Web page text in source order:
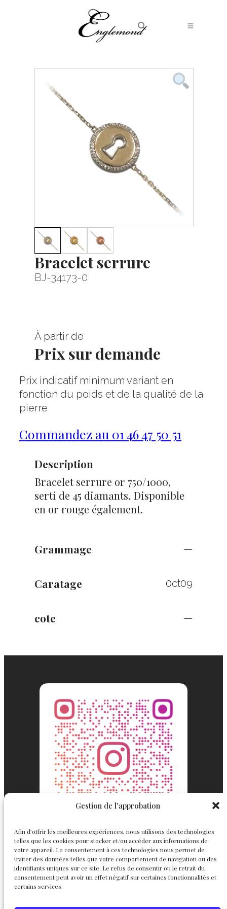
Gestion de l'approbation
Afin d’offrir les meilleures expériences, nous utilisons des technologies
telles que les cookies pour stocker et/ou accéder aux informations de
votre appareil. Le consentement à ces technologies nous permet de
traiter des données telles que votre comportement de navigation ou des
identifiants uniques sur ce site. Le refus de consentir ou le retrait du
consentement peut avoir un effet négatif sur certaines fonctionnalités et
certains services.
Bracelet serrure
BJ-34173-0
À partir de
Prix sur demande
Prix indicatif minimum variant en
fonction du poids et de la qualité de la
pierre
Commandez au 01 46 47 50 51
Description
Bracelet serrure or 750/1000,
serti de 45 diamants. Disponible
en or rouge également.
Grammage —
Caratage 0ct09
cote —
Englemond